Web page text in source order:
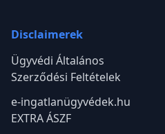
Disclaimerek
Ügyvédi Általános
Szerződési Feltételek
e-ingatlanügyvédek.hu
EXTRA ÁSZF